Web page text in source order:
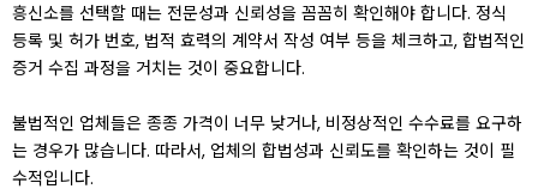
흥신소를 선택할 때는 전문성과 신뢰성을 꼼꼼히 확인해야 합니다. 정식
등록 및 허가 번호, 법적 효력의 계약서 작성 여부 등을 체크하고, 합법적인
증거 수집 과정을 거치는 것이 중요합니다.
불법적인 업체들은 종종 가격이 너무 낮거나, 비정상적인 수수료를 요구하
는 경우가 많습니다. 따라서, 업체의 합법성과 신뢰도를 확인하는 것이 필
수적입니다.